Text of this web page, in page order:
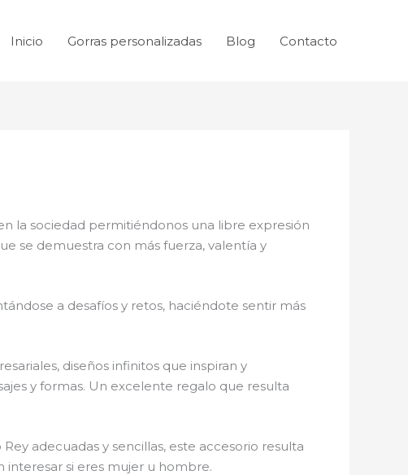
Inicio Gorras personalizadas Blog Contacto
la sociedad permitiéndonos una libre expresión
se demuestra con más fuerza, valentía y
a desafíos y retos, haciéndote sentir más
diseños infinitos que inspiran y
y formas. Un excelente regalo que resulta
Rey adecuadas y sencillas, este accesorio resulta
si eres mujer u hombre.